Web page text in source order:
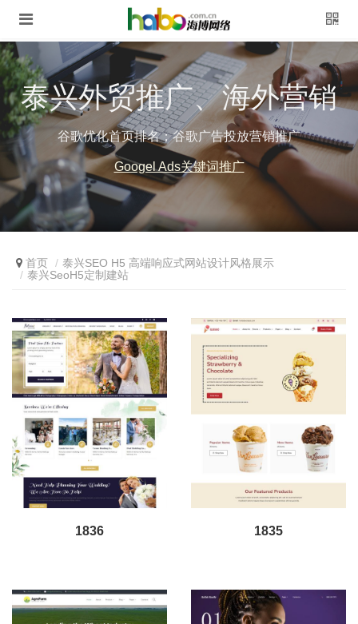
泰兴外贸推广、海外营销
谷歌优化首页排名；谷歌广告投放营销推广
Googel Ads关键词推广
首页
泰兴SEO H5 高端响应式网站设计风格展示
泰兴SeoH5定制建站
1836 1835